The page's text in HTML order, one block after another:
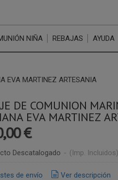
NIÑA REBAJAS AYUDA
EVA MARTINEZ ARTESANIA
DE COMUNION
EVA MARTINEZ
€
Descatalogado - (Imp. Incluidos)
de envío Ver descripción